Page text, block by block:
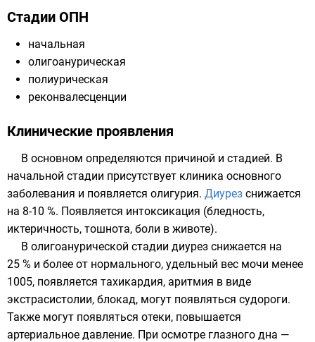
Стадии ОПН
начальная
олигоанурическая
полиурическая
реконвалесценции
Клинические проявления
В основном определяются причиной и стадией. В
начальной стадии присутствует клиника основного
заболевания и появляется олигурия. Диурез снижается
на 8-10 %. Появляется интоксикация (бледность,
иктеричность, тошнота, боли в животе).
В олигоанурической стадии диурез снижается на
25 % и более от нормального, удельный вес мочи менее
1005, появляется тахикардия, аритмия в виде
экстрасистолии, блокад, могут появляться судороги.
Также могут появляться отеки, повышается
артериальное давление. При осмотре глазного дна —